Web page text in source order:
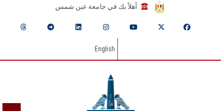
أهلاً بك في جامعة عين شمس
English